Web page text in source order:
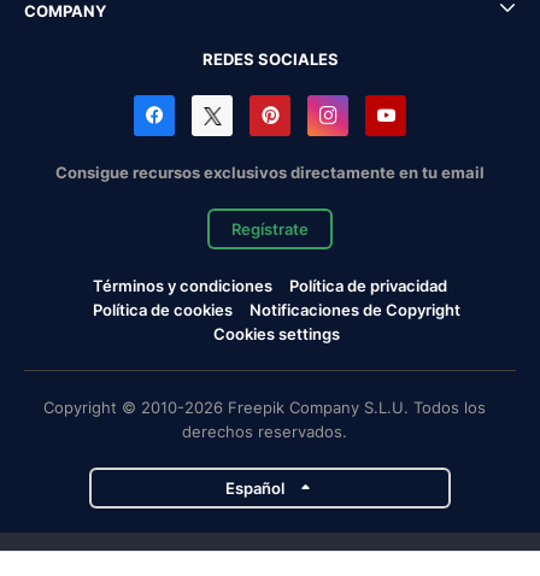
COMPANY
REDES SOCIALES
Consigue recursos exclusivos directamente en tu email
Regístrate
Términos y condiciones
Política de privacidad
Política de cookies
Notificaciones de Copyright
Cookies settings
Copyright © 2010-2026 Freepik Company S.L.U. Todos los
derechos reservados.
Español